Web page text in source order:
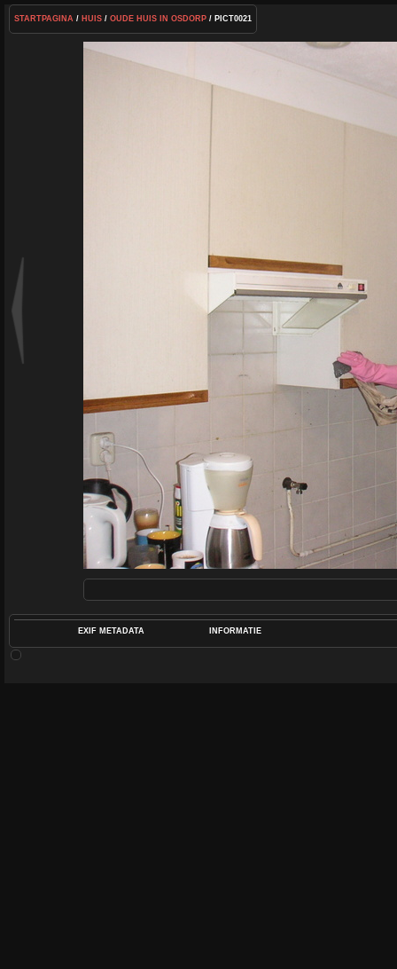
STARTPAGINA / HUIS/ OUDE HUIS IN OSDORP/ PICT0021
EXIF METADATA INFORMATIE